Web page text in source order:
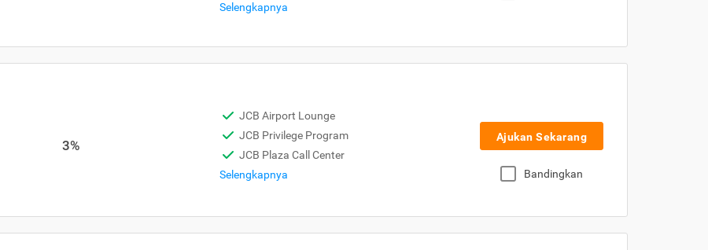
Selengkapnya
3%
JCB Airport Lounge
JCB Privilege Program
JCB Plaza Call Center
Selengkapnya
Ajukan Sekarang
Bandingkan